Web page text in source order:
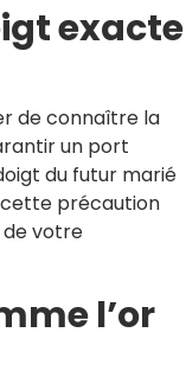
exacte
de connaître la
un port
du futur marié
précaution
de votre
l’or